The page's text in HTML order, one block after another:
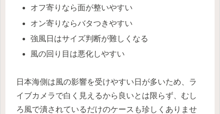
オフ寄りなら面が整いやすい
オン寄りならバタつきやすい
強風日はサイズ判断が難しくなる
風の回り目は悪化しやすい
日本海側は風の影響を受けやすい日が多いため、ラ
イブカメラで白く見えるから良いとは限らず、むし
ろ風で潰されているだけのケースも珍しくありませ